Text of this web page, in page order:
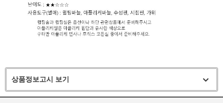
상품정보고시 보기